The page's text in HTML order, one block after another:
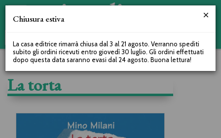
La torta
Chiusura estiva
La casa editrice rimarrà chiusa dal 3 al 21 agosto. Verranno spediti
subito gli ordini ricevuti entro giovedì 30 luglio. Gli ordini effettuati
dopo questa data saranno evasi dal 24 agosto. Buona lettura!